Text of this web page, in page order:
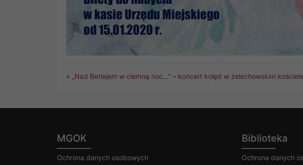
« „Nad Betlejem w ciemną noc…” – koncert kolęd w żelechowskim kościele
MGOK
Ochrona danych osobowych
Biblioteka
Ochrona danych